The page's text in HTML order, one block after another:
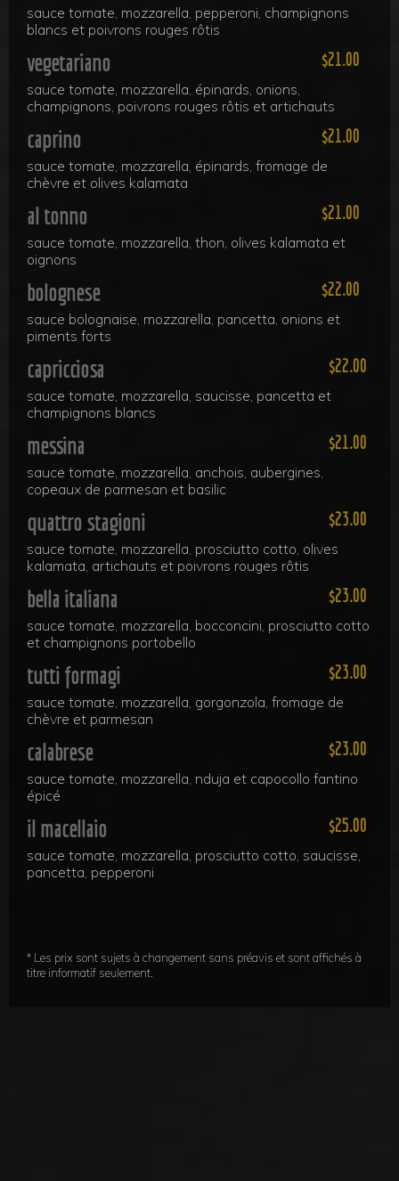
sauce tomate, mozzarella, pepperoni, champignons
blancs et poivrons rouges rôtis
vegetariano 21.00
sauce tomate, mozzarella, épinards, onions,
champignons, poivrons rouges rôtis et artichauts
caprino 21.00
sauce tomate, mozzarella, épinards, fromage de
chèvre et olives kalamata
al tonno 21.00
sauce tomate, mozzarella, thon, olives kalamata et
oignons
bolognese 22.00
sauce bolognaise, mozzarella, pancetta, onions et
piments forts
capricciosa 22.00
sauce tomate, mozzarella, saucisse, pancetta et
champignons blancs
messina 21.00
sauce tomate, mozzarella, anchois, aubergines,
copeaux de parmesan et basilic
quattro stagioni 23.00
sauce tomate, mozzarella, prosciutto cotto, olives
kalamata, artichauts et poivrons rouges rôtis
bella italiana 23.00
sauce tomate, mozzarella, bocconcini, prosciutto cotto
et champignons portobello
tutti formagi 23.00
sauce tomate, mozzarella, gorgonzola, fromage de
chèvre et parmesan
calabrese 23.00
sauce tomate, mozzarella, nduja et capocollo fantino
épicé
il macellaio 25.00
sauce tomate, mozzarella, prosciutto cotto, saucisse,
pancetta, pepperoni
* Les prix sont sujets à changement sans préavis et sont affichés à
titre informatif seulement.